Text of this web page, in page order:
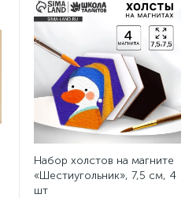
Набор холстов на магните
«Шестиугольник», 7,5 см, 4
шт